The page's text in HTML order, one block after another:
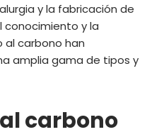
y la fabricación de
conocimiento y la
al carbono han
amplia gama de tipos y
carbono